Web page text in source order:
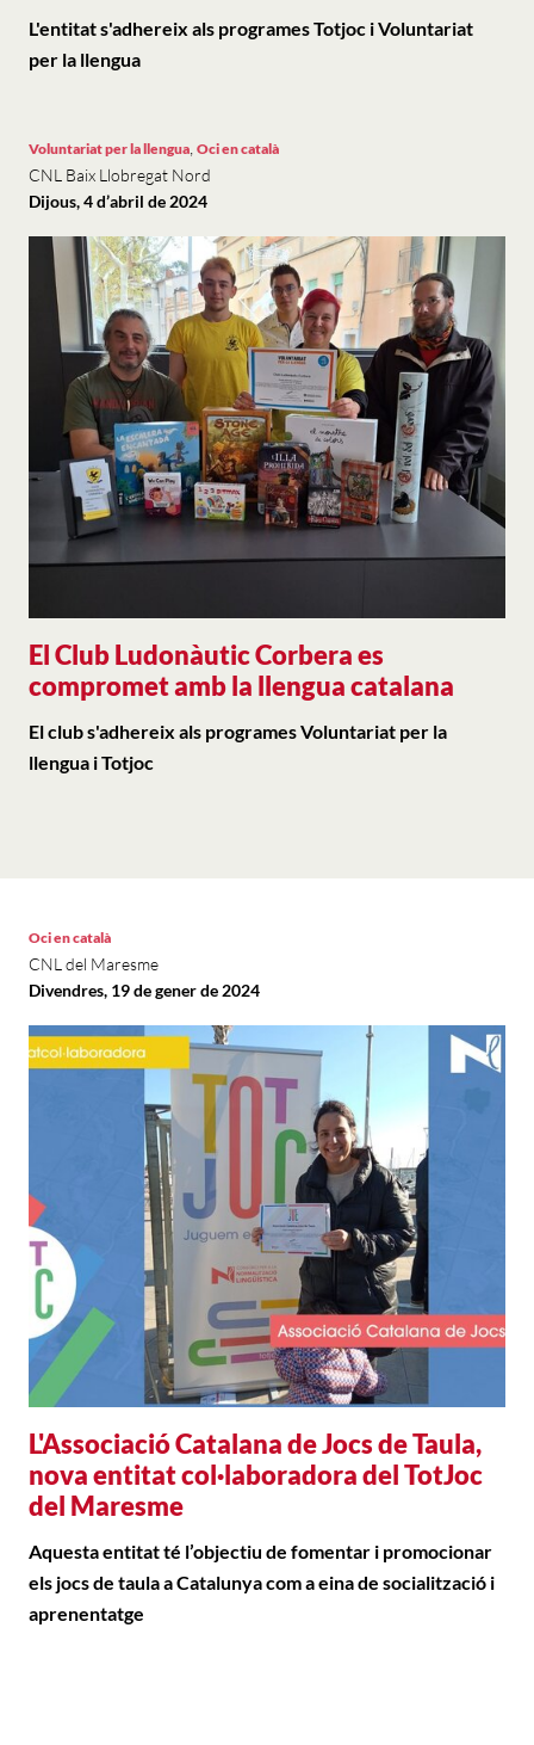
L'entitat s'adhereix als programes Totjoc i Voluntariat
per la llengua
​​​​​​​El Club Ludonàutic Corbera es
compromet amb la llengua catalana
Voluntariat per la llengua, Oci en català
CNL Baix Llobregat Nord
Dijous, 4 d’abril de 2024
El club s'adhereix als programes Voluntariat per la
llengua i Totjoc
L'Associació Catalana de Jocs de Taula,
nova entitat col·laboradora del TotJoc
del Maresme
Oci en català
CNL del Maresme
Divendres, 19 de gener de 2024
Aquesta entitat té l’objectiu de fomentar i promocionar
els jocs de taula a Catalunya com a eina de socialització i
aprenentatge